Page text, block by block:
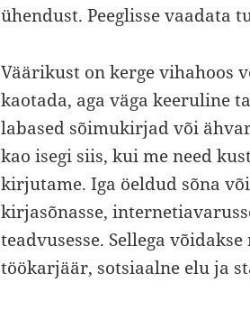
ühendust. Peeglisse vaadata
Väärikust on kerge vihahoos
kaotada, aga väga keeruline
labased sõimukirjad või
kao isegi siis, kui me need
kirjutame. Iga öeldud sõna
kirjasõnasse,
teadvusesse. Sellega
töökarjäär, sotsiaalne elu ja